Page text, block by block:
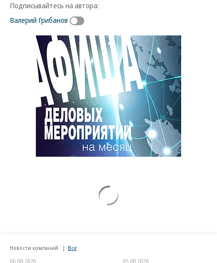
Подписывайтесь на автора:
Валерий Грибанов
Новости компаний Все
06.08.2026 05.08.2026